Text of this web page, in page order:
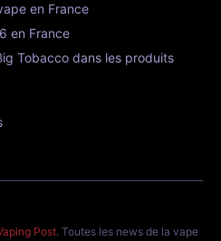
en France
en France
Tobacco dans les produits
Post. Toutes les news de la vape